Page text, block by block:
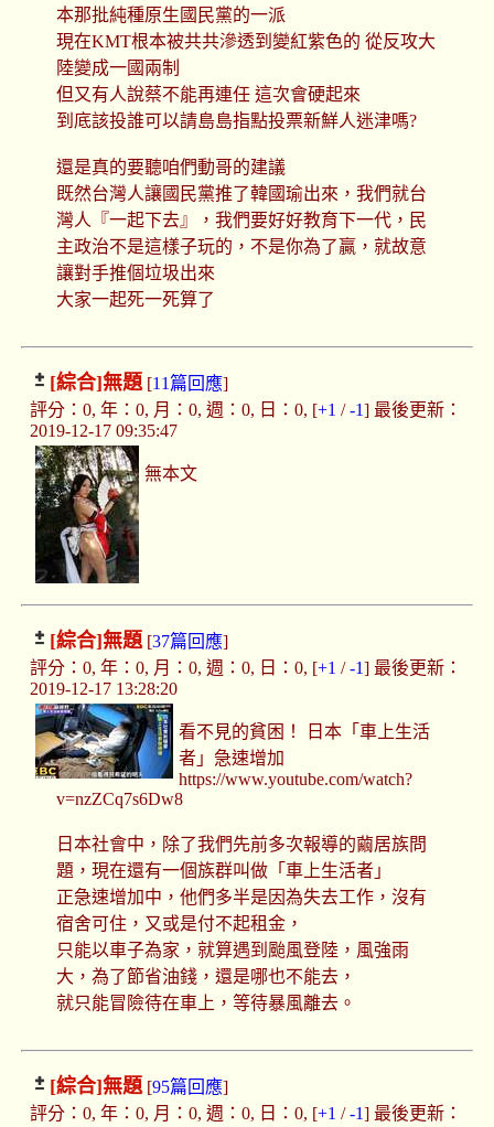
本那批純種原生國民黨的一派
現在KMT根本被共共滲透到變紅紫色的 從反攻大
陸變成一國兩制
但又有人說蔡不能再連任 這次會硬起來
到底該投誰可以請島島指點投票新鮮人迷津嗎?
還是真的要聽咱們動哥的建議
既然台灣人讓國民黨推了韓國瑜出來，我們就台
灣人『一起下去』，我們要好好教育下一代，民
主政治不是這樣子玩的，不是你為了贏，就故意
讓對手推個垃圾出來
大家一起死一死算了
[綜合]無題[11篇回應]
評分：0, 年：0, 月：0, 週：0, 日：0, [+1 /-1] 最後更新：
2019-12-17 09:35:47
無本文
[綜合]無題[37篇回應]
評分：0, 年：0, 月：0, 週：0, 日：0, [+1 /-1] 最後更新：
2019-12-17 13:28:20
看不見的貧困！ 日本「車上生活
者」急速增加
https://www.youtube.com/watch?
v=nzZCq7s6Dw8
日本社會中，除了我們先前多次報導的繭居族問
題，現在還有一個族群叫做「車上生活者」
正急速增加中，他們多半是因為失去工作，沒有
宿舍可住，又或是付不起租金，
只能以車子為家，就算遇到颱風登陸，風強雨
大，為了節省油錢，還是哪也不能去，
就只能冒險待在車上，等待暴風離去。
[綜合]無題[95篇回應]
評分：0, 年：0, 月：0, 週：0, 日：0, [+1 /-1] 最後更新：